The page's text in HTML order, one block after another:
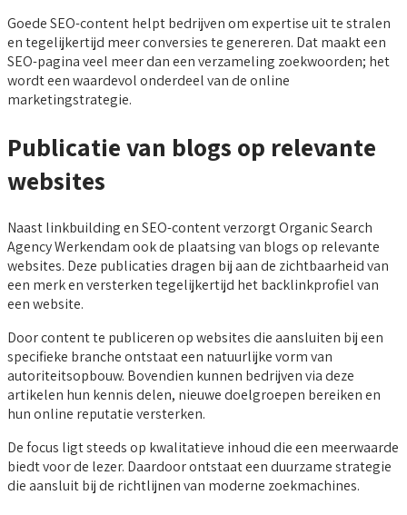
Goede SEO-content helpt bedrijven om expertise uit te stralen
en tegelijkertijd meer conversies te genereren. Dat maakt een
SEO-pagina veel meer dan een verzameling zoekwoorden; het
wordt een waardevol onderdeel van de online
marketingstrategie.
Publicatie van blogs op relevante
websites
Naast linkbuilding en SEO-content verzorgt Organic Search
Agency Werkendam ook de plaatsing van blogs op relevante
websites. Deze publicaties dragen bij aan de zichtbaarheid van
een merk en versterken tegelijkertijd het backlinkprofiel van
een website.
Door content te publiceren op websites die aansluiten bij een
specifieke branche ontstaat een natuurlijke vorm van
autoriteitsopbouw. Bovendien kunnen bedrijven via deze
artikelen hun kennis delen, nieuwe doelgroepen bereiken en
hun online reputatie versterken.
De focus ligt steeds op kwalitatieve inhoud die een meerwaarde
biedt voor de lezer. Daardoor ontstaat een duurzame strategie
die aansluit bij de richtlijnen van moderne zoekmachines.